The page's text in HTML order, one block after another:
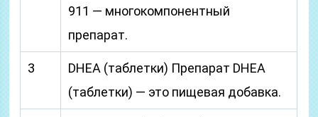
911 — многокомпонентный
препарат.
3
DHEA (таблетки) Препарат DHEA
(таблетки) — это пищевая добавка.